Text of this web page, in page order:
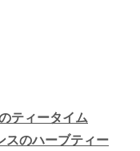
ティータイム
スのハーブティー